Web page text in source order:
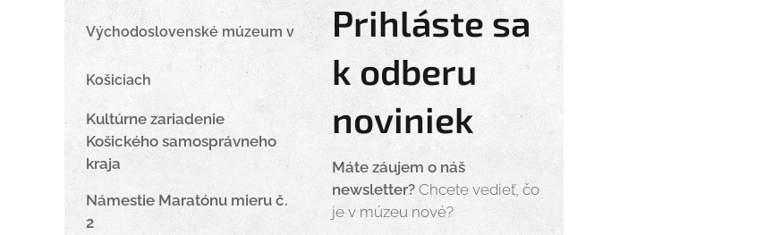
Východoslovenské múzeum v
Košiciach
Kultúrne zariadenie
Košického samosprávneho
kraja
Námestie Maratónu mieru č.
2
Prihláste sa
k odberu
noviniek
Máte záujem o náš
newsletter?Chcete vedieť, čo
je v múzeu nové?